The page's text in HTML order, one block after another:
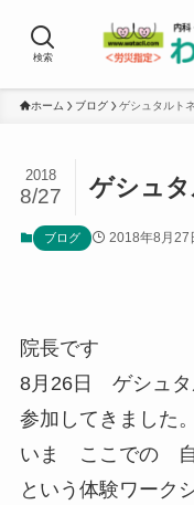
検索
ホーム ブログ ゲシュタルト
ゲシュ
2018
8/27
ブログ 2018年8月27
院長です
8月26日 ゲシュ
参加してきました。
いま ここでの
という体験ワーク